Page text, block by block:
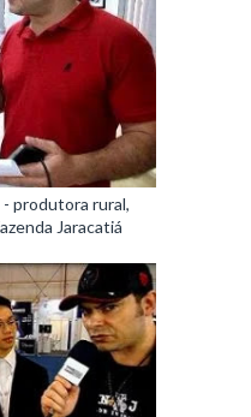
- produtora rural,
Jaracatiá